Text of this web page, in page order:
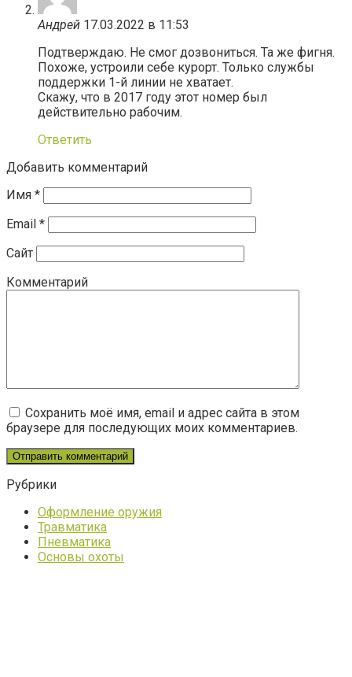
Андрей 17.03.2022 в 11:53
Подтверждаю. Не смог дозвониться. Та же фигня.
Похоже, устроили себе курорт. Только службы
поддержки 1-й линии не хватает.
Скажу, что в 2017 году этот номер был
действительно рабочим.
Ответить
Добавить комментарий
Имя *
Email *
Сайт
Комментарий
Сохранить моё имя, email и адрес сайта в этом
браузере для последующих моих комментариев.
Рубрики
Оформление оружия
Травматика
Пневматика
Основы охоты